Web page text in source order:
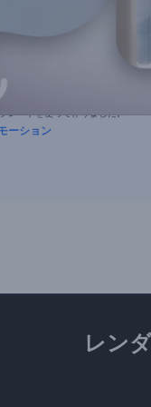
レートを使って作りました。
ーション
レン